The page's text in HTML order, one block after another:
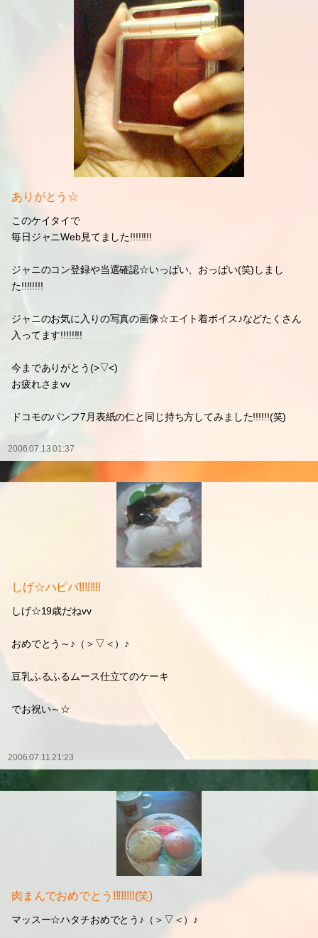
ありがとう☆
このケイタイで
毎日ジャニWeb見てました!!!!!!!!
ジャニのコン登録や当選確認☆いっぱい、おっぱい(笑)しまし
た!!!!!!!!
ジャニのお気に入りの写真の画像☆エイト着ボイス♪などたくさん
入ってます!!!!!!!!
今までありがとう(>▽<)
お疲れさまvv
ドコモのパンフ7月表紙の仁と同じ持ち方してみました!!!!!!(笑)
2006.07.13 01:37
しげ☆ハピバ!!!!!!!!
しげ☆19歳だねvv
おめでとう～♪（＞▽＜）♪
豆乳ふるふるムース仕立てのケーキ
でお祝い～☆
2006.07.11 21:23
肉まんでおめでとう!!!!!!!!(笑)
マッスー☆ハタチおめでとう♪（＞▽＜）♪